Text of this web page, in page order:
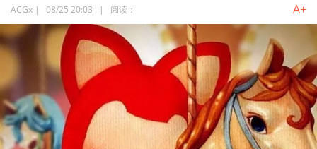
ACGx | 08/25 20:03 | 阅读： A+